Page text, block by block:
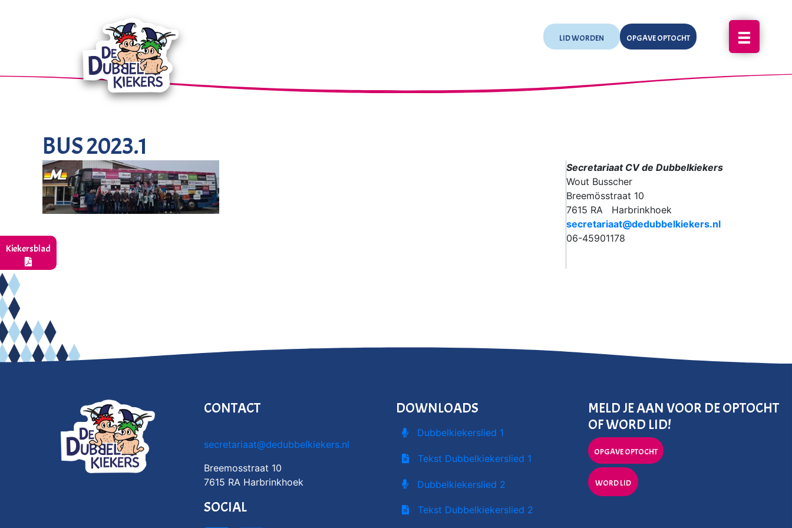
LID WORDEN OPGAVE OPTOCHT
BUS 2023.1
Secretariaat CV de Dubbelkiekers
Wout Busscher
Breemösstraat 10
7615 RA Harbrinkhoek
secretariaat@dedubbelkiekers.nl
06-45901178
CONTACT
secretariaat@dedubbelkiekers.nl
Breemosstraat 10
7615 RA Harbrinkhoek
SOCIAL
DOWNLOADS
Dubbelkiekerslied 1
Tekst Dubbelkiekerslied 1
Dubbelkiekerslied 2
Tekst Dubbelkiekerslied 2
MELD JE AAN VOOR DE OPTOCHT
OF WORD LID!
OPGAVE OPTOCHT
WORD LID
Kiekersblad